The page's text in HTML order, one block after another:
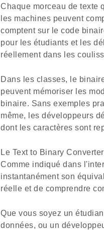
Chaque morceau de texte
les machines peuvent
comptent sur le code
pour les étudiants et les
réellement dans les
Dans les classes, le
peuvent mémoriser les
binaire. Sans exemples
même, les développeurs
dont les caractères sont
Le Text to Binary
Comme indiqué dans
instantanément son
réelle et de comprendre
Que vous soyez un
données, ou un